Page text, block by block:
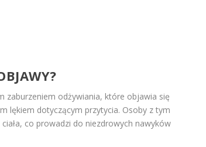
zaburzeniem odżywiania, które objawia się
lękiem dotyczącym przytycia. Osoby z tym
co prowadzi do niezdrowych nawyków